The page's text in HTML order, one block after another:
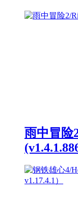
雨中冒险